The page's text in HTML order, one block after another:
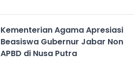
Kementerian Agama Apresiasi
Beasiswa Gubernur Jabar Non
APBD di Nusa Putra